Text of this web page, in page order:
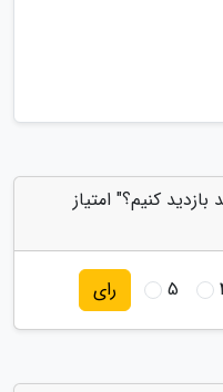
بازدید کنیم؟" امتیاز
5 رای